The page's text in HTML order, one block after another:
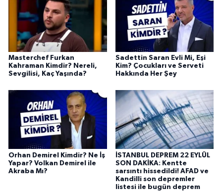
Masterchef Furkan
Kahraman Kimdir? Nereli,
Sevgilisi, Kaç Yaşında?
Sadettin Saran Evli Mi, Eşi
Kim? Çocukları ve Serveti
Hakkında Her Şey
Orhan Demirel Kimdir? Ne İş
Yapar? Volkan Demirel ile
Akraba Mı?
İSTANBUL DEPREM 22 EYLÜL
SON DAKİKA: Kentte
sarsıntı hissedildi! AFAD ve
Kandilli son depremler
listesi ile bugün deprem